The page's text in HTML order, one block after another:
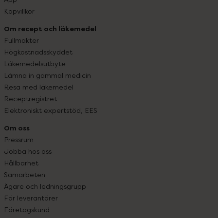
Köpvillkor
Om recept och läkemedel
Fullmakter
Högkostnadsskyddet
Läkemedelsutbyte
Lämna in gammal medicin
Resa med läkemedel
Receptregistret
Elektroniskt expertstöd, EES
Om oss
Pressrum
Jobba hos oss
Hållbarhet
Samarbeten
Ägare och ledningsgrupp
För leverantörer
Företagskund